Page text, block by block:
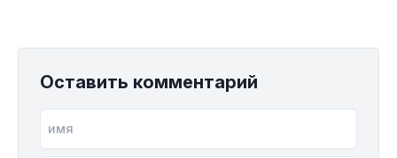
Оставить комментарий